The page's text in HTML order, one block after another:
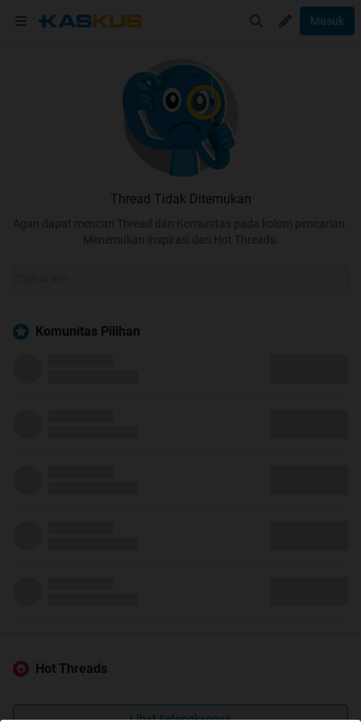
Masuk
Thread Tidak Ditemukan
Agan dapat mencari Thread dan Komunitas pada kolom pencarian.
Menemukan inspirasi dari Hot Threads.
Komunitas Pilihan
Hot Threads
Lihat Selengkapnya